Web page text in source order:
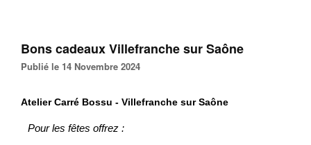
Bons cadeaux Villefranche sur Saône
Publié le 14 Novembre 2024
Atelier Carré Bossu - Villefranche sur Saône
Pour les fêtes offrez :